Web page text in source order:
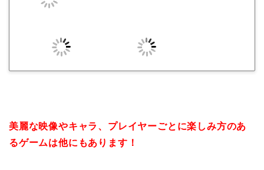
美麗な映像やキャラ、プレイヤーごとに楽しみ方のあ
るゲームは他にもあります！